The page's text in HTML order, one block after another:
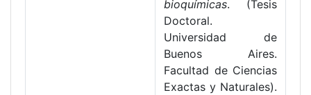
bioquímicas. (Tesis
Doctoral.
Universidad de
Buenos Aires.
Facultad de Ciencias
Exactas y Naturales).